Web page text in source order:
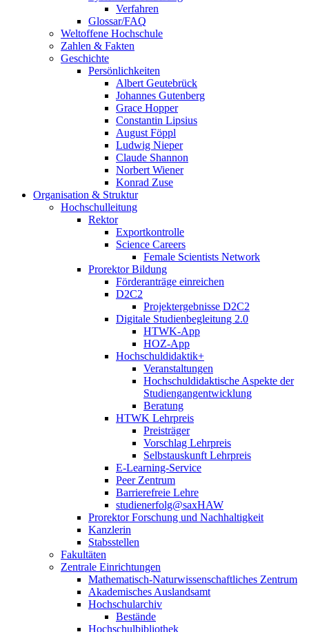
Verfahren
Glossar/FAQ
Weltoffene Hochschule
Zahlen & Fakten
Geschichte
Persönlichkeiten
Albert Geutebrück
Johannes Gutenberg
Grace Hopper
Constantin Lipsius
August Föppl
Ludwig Nieper
Claude Shannon
Norbert Wiener
Konrad Zuse
Organisation & Struktur
Hochschulleitung
Rektor
Exportkontrolle
Science Careers
Female Scientists Network
Prorektor Bildung
Förderanträge einreichen
D2C2
Projektergebnisse D2C2
Digitale Studienbegleitung 2.0
HTWK-App
HOZ-App
Hochschuldidaktik+
Veranstaltungen
Hochschuldidaktische Aspekte der
Studiengangentwicklung
Beratung
HTWK Lehrpreis
Preisträger
Vorschlag Lehrpreis
Selbstauskunft Lehrpreis
E-Learning-Service
Peer Zentrum
Barrierefreie Lehre
studienerfolg@saxHAW
Prorektor Forschung und Nachhaltigkeit
Kanzlerin
Stabsstellen
Fakultäten
Zentrale Einrichtungen
Mathematisch-Naturwissenschaftliches Zentrum
Akademisches Auslandsamt
Hochschularchiv
Bestände
Hochschulbibliothek